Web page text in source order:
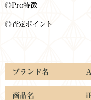
◎Pro特徴
◎査定ポイント
ブランド名
商品名 iPhone